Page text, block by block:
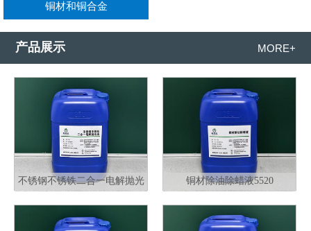
铜材和铜合金
产品展示 MORE+
不锈钢不锈铁二合一电解抛光
铜材除油除蜡液5520